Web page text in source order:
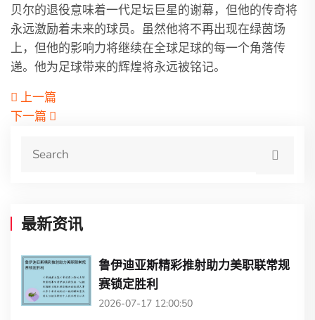
贝尔的退役意味着一代足坛巨星的谢幕，但他的传奇将
永远激励着未来的球员。虽然他将不再出现在绿茵场
上，但他的影响力将继续在全球足球的每一个角落传
递。他为足球带来的辉煌将永远被铭记。
上一篇
下一篇
最新资讯
鲁伊迪亚斯精彩推射助力美职联常规
赛锁定胜利
2026-07-17 12:00:50